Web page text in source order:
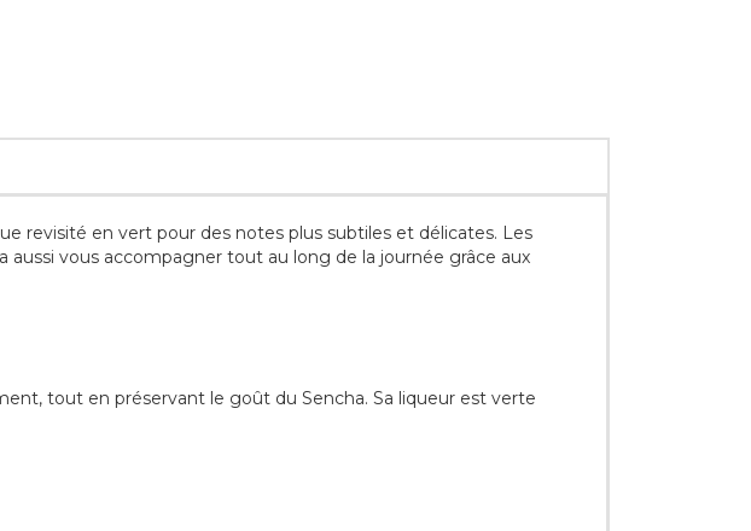
revisité en vert pour des notes plus subtiles et délicates. Les
aussi vous accompagner tout au long de la journée grâce aux
tout en préservant le goût du Sencha. Sa liqueur est verte